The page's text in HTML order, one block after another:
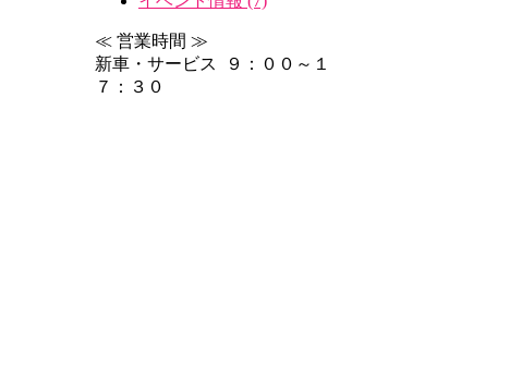
≪ 営業時間 ≫
新車・サービス ９：００～１
７：３０